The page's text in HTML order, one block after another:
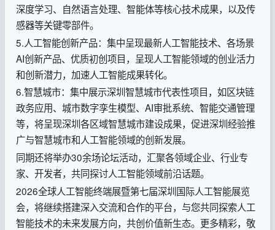
深度学习、自然语言处理、智能体等核心技术成果，以及传
感器等关键零部件。
5.人工智能创新产品：集中呈现最新人工智能技术、各场景
AI创新产品、优质初创项目，呈现人工智能领域的创业活力
和创新潜力，加速人工智能成果转化。
6.智慧城市：集中展示深圳智慧城市代表性项目，如区块链
政务应用、城市数字孪生模型、AI审批系统、智能交通管理
等，将呈现深圳各区域智慧城市建设成果，促进深圳经验推
广与智慧城市和人工智能领域的创新发展。
同期还将举办30余场论坛活动，汇聚各领域企业、行业专
家、开发者，共同探讨人工智能领域前沿话题。
2026全球人工智能终端展暨第七届深圳国际人工智能展览
会，将继续搭建深入交流和合作的平台，与您共同探索人工
智能技术的未来发展方向，共创价值新生态。更多精彩，敬